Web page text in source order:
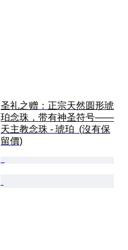
圣礼之赠：正宗天然圆形琥
珀念珠，带有神圣符号——
天主教念珠 - 琥珀  (沒有保
留價)